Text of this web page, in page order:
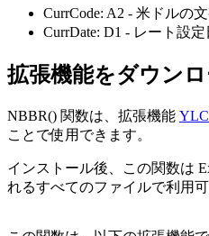
CurrCode: A2 - 米ドルの
CurrDate: D1 - レート設定
拡張機能をダウンロ
NBBR() 関数は、拡張機能
ことで使用できます。
インストール後、この関数は
れるすべてのファイルで利用可